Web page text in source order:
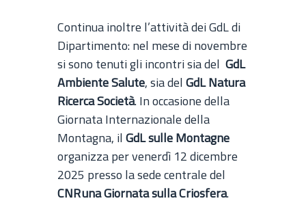
Continua inoltre l’attività dei GdL di
Dipartimento: nel mese di novembre
si sono tenuti gli incontri sia del GdL
Ambiente Salute, sia delGdL Natura
Ricerca Società. In occasione della
Giornata Internazionale della
Montagna, ilGdL sulle Montagne
organizza per venerdì 12 dicembre
2025 presso la sede centrale del
CNR una Giornata sulla Criosfera.